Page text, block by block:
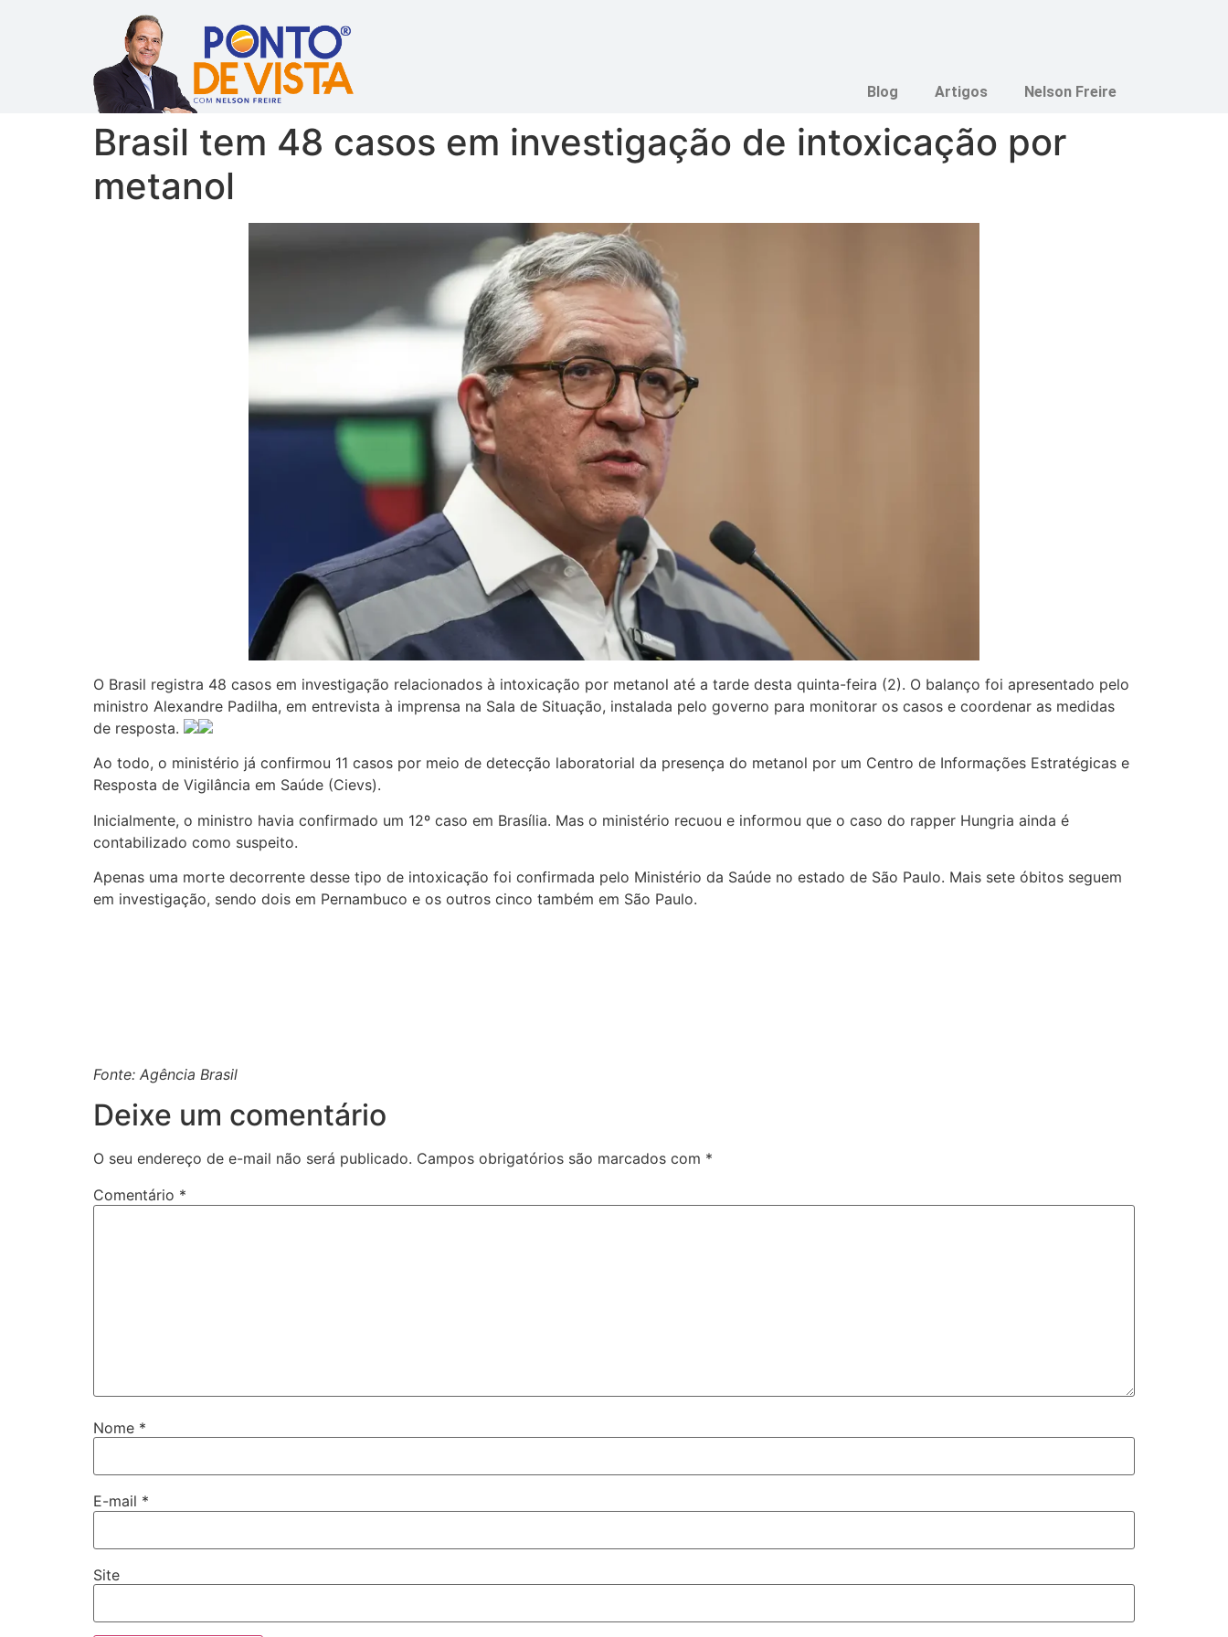
Blog Artigos Nelson Freire
Brasil tem 48 casos em investigação de intoxicação por
metanol
O Brasil registra 48 casos em investigação relacionados à intoxicação por metanol até a tarde desta quinta-feira (2). O balanço foi apresentado pelo
ministro Alexandre Padilha, em entrevista à imprensa na Sala de Situação, instalada pelo governo para monitorar os casos e coordenar as medidas
de resposta.
Ao todo, o ministério já confirmou 11 casos por meio de detecção laboratorial da presença do metanol por um Centro de Informações Estratégicas e
Resposta de Vigilância em Saúde (Cievs).
Inicialmente, o ministro havia confirmado um 12º caso em Brasília. Mas o ministério recuou e informou que o caso do rapper Hungria ainda é
contabilizado como suspeito.
Apenas uma morte decorrente desse tipo de intoxicação foi confirmada pelo Ministério da Saúde no estado de São Paulo. Mais sete óbitos seguem
em investigação, sendo dois em Pernambuco e os outros cinco também em São Paulo.
Fonte: Agência Brasil
Deixe um comentário
O seu endereço de e-mail não será publicado. Campos obrigatórios são marcados com *
Comentário *
Nome *
E-mail *
Site